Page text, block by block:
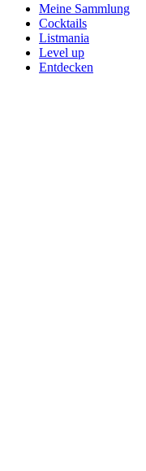
Meine Sammlung
Cocktails
Listmania
Level up
Entdecken